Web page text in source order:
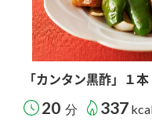
「カンタン黒酢」１
20 分 337